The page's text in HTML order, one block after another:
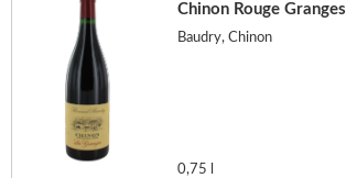
Chinon Rouge Granges
Baudry, Chinon
0,75 l